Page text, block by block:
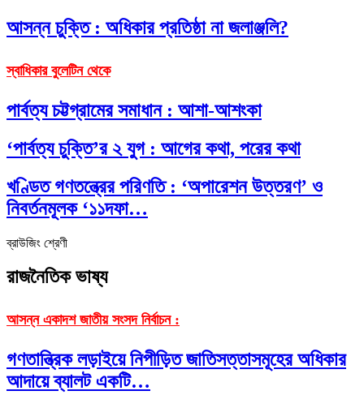
আসন্ন চুক্তি : অধিকার প্রতিষ্ঠা না জলাঞ্জলি?
স্বাধিকার বুলেটিন থেকে
পার্বত্য চট্টগ্রামের সমাধান : আশা-আশংকা
‘পার্বত্য চুক্তি’র ২ যুগ : আগের কথা, পরের কথা
খণ্ডিত গণতন্ত্রের পরিণতি : ‘অপারেশন উত্তরণ’ ও
নিবর্তনমূলক ‘১১দফা…
ব্রাউজিং শ্রেণী
রাজনৈতিক ভাষ্য
আসন্ন একাদশ জাতীয় সংসদ নির্বাচন :
গণতান্ত্রিক লড়াইয়ে নিপীড়িত জাতিসত্তাসমূহের অধিকার
আদায়ে ব্যালট একটি…